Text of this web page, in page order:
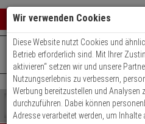
Warenkorb
0 ARTIKEL
Ihr
Ergebnisse
Shop
durchsuchen
+49 (0)821 899 493-0Mo. - Do.:
Wir verwenden Cookies
Diese Website nutzt Cookies und
Betrieb erforderlich sind. Mit Ihrer
aktivieren“ setzen wir und unsere
Nutzungserlebnis zu verbessern,
Werbung bereitzustellen und Analysen
durchzuführen. Dabei können
Adresse verarbeitet werden, um Inhalte